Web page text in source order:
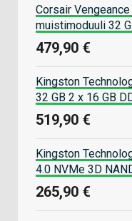
Corsair
muistimoduuli 32
479,90 €
Kingston
32 GB 2 x 16 GB
519,90 €
Kingston
4.0 NVMe 3D
265,90 €